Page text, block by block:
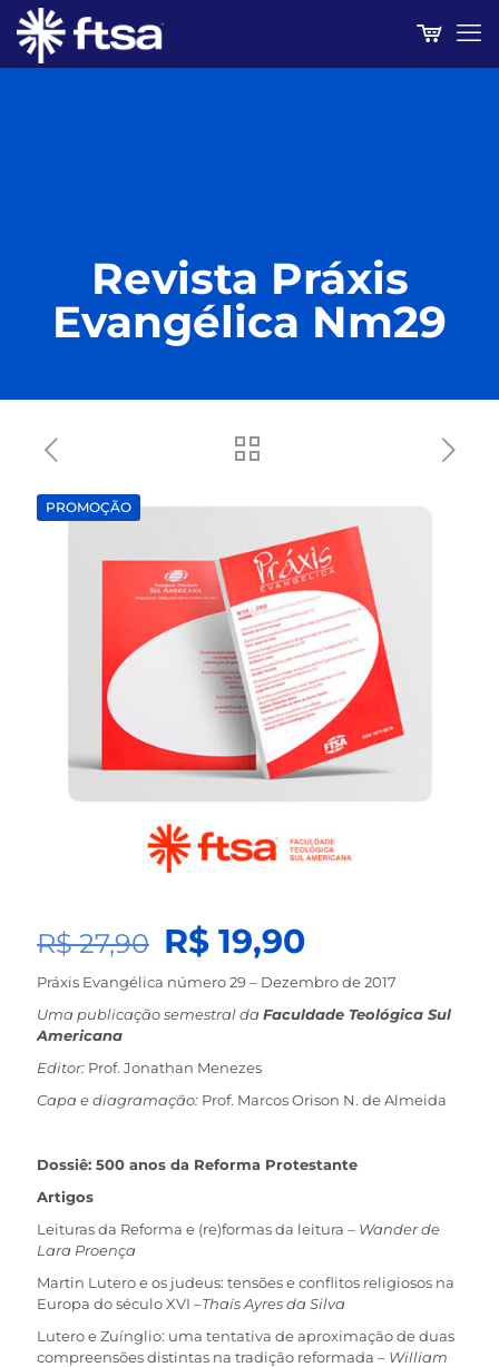
Revista Práxis
Evangélica Nm29
PROMOÇÃO
R$27,90 O
preço
original
R$ 27,90.
R$ 19,90O
preço
atual
Práxis Evangélica número 29 – Dezembro de 2017
Uma publicação semestral da Faculdade Teológica Sul
Americana
Editor: Prof. Jonathan Menezes
Capa e diagramação: Prof. Marcos Orison N. de Almeida
Dossiê: 500 anos da Reforma Protestante
Artigos
Leituras da Reforma e (re)formas da leitura – Wander de
Lara Proença
Martin Lutero e os judeus: tensões e conflitos religiosos na
Europa do século XVI –Thaís Ayres da Silva
Lutero e Zuínglio: uma tentativa de aproximação de duas
compreensões distintas na tradição reformada – William